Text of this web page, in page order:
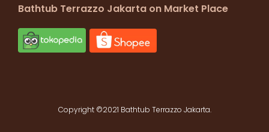
Bathtub Terrazzo Jakarta on Market Place
Copyright ©2021 Bathtub Terrazzo Jakarta.